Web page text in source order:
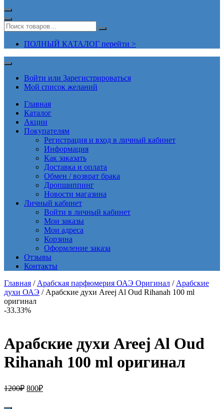
ПОЛНЫЙ КАТАЛОГ перейти >
Войти или Зарегистрироваться
Мой список желаний
Главная
Каталог
Акции
Покупателям
Регистрация и вход в личный кабинет
Информация
Как заказать
Доставка и оплата
Обмен / возврат брака
Дропшиппинг
Новости магазина
Личный кабинет
Войти в личный кабинет
Мои заказы
Мои адреса
Корзина
Оформление заказа
Отзывы
Контакты
Главная / Арабская парфюмерия ОАЭ Оригинал / Арабские
духи ОАЭ / Арабские духи Areej Al Oud Rihanah 100 ml
оригинал
-33.33%
Арабские духи Areej Al Oud
Rihanah 100 ml оригинал
1200₽ Первоначальная
800₽Текущая